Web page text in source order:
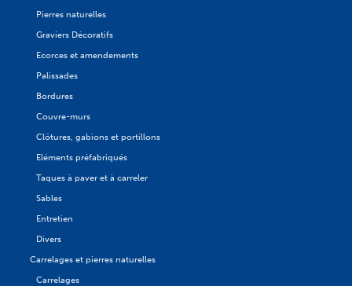
Pierres naturelles
Graviers Décoratifs
Ecorces et amendements
Palissades
Bordures
Couvre-murs
Clôtures, gabions et portillons
Eléments préfabriqués
Taques à paver et à carreler
Sables
Entretien
Divers
Carrelages et pierres naturelles
Carrelages